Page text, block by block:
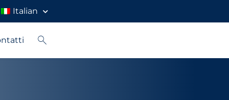
Italian